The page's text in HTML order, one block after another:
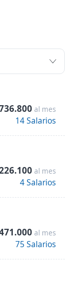
al mes
14 Salarios
al mes
4 Salarios
al mes
75 Salarios